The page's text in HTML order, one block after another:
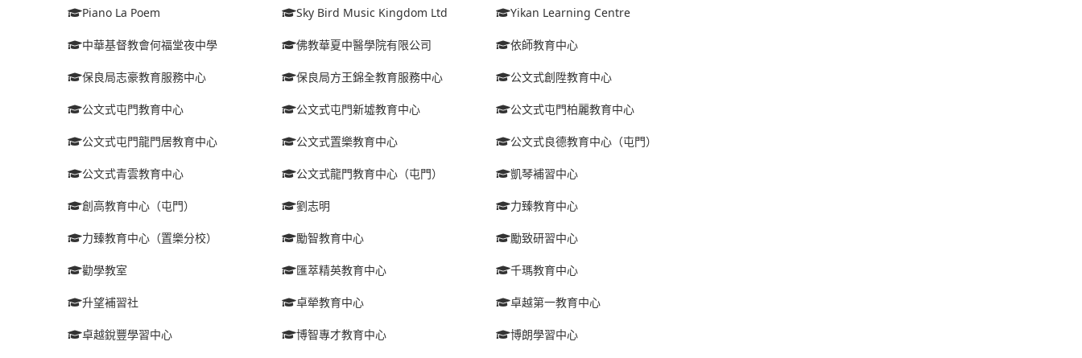
Piano La Poem Sky Bird Music Kingdom Ltd Yikan Learning Centre
中華基督教會何福堂夜中學 佛教華夏中醫學院有限公司 依師教育中心
保良局志豪教育服務中心 保良局方王錦全教育服務中心 公文式創陞教育中心
公文式屯門教育中心 公文式屯門新墟教育中心 公文式屯門柏麗教育中心
公文式屯門龍門居教育中心 公文式置樂教育中心 公文式良德教育中心（屯門）
公文式青雲教育中心 公文式龍門教育中心（屯門） 凱琴補習中心
創高教育中心（屯門） 劉志明 力臻教育中心
力臻教育中心（置樂分校） 勵智教育中心 勵致研習中心
勸學教室 匯萃精英教育中心 千瑪教育中心
升望補習社 卓犖教育中心 卓越第一教育中心
卓越銳豐學習中心 博智專才教育中心 博朗學習中心